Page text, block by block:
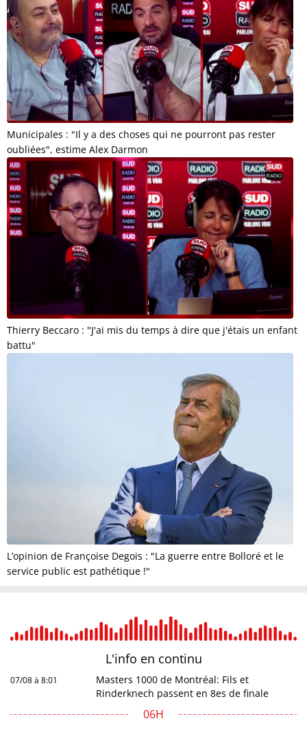
Municipales : "Il y a des choses qui ne pourront pas rester
oubliées", estime Alex Darmon
Thierry Beccaro : "J'ai mis du temps à dire que j'étais un enfant
battu"
L’opinion de Françoise Degois : "La guerre entre Bolloré et le
service public est pathétique !"
L'info en continu
07/08 à 8:01
Masters 1000 de Montréal: Fils et
Rinderknech passent en 8es de finale
06H